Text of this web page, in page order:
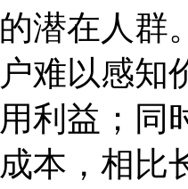
潜在人群
难以感知
利益；同
本，相比